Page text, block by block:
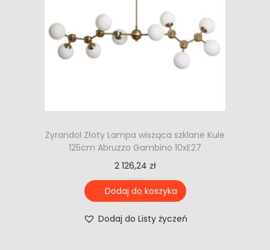
Żyrandol Złoty Lampa wisząca szklane Kule
125cm Abruzzo Gambino 10xE27
2 126,24 zł
Dodaj do koszyka
Dodaj do Listy życzeń